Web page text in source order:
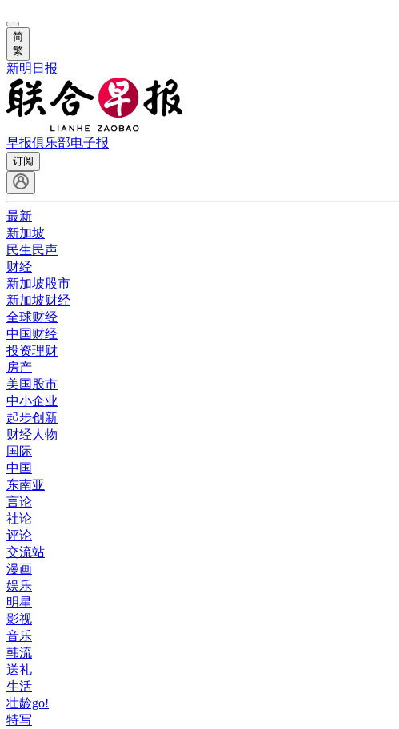
简
繁
新明日报
早报俱乐部电子报
订阅
最新
新加坡
民生民声
财经
新加坡股市
新加坡财经
全球财经
中国财经
投资理财
房产
美国股市
中小企业
起步创新
财经人物
国际
中国
东南亚
言论
社论
评论
交流站
漫画
娱乐
明星
影视
音乐
韩流
送礼
生活
壮龄go!
特写